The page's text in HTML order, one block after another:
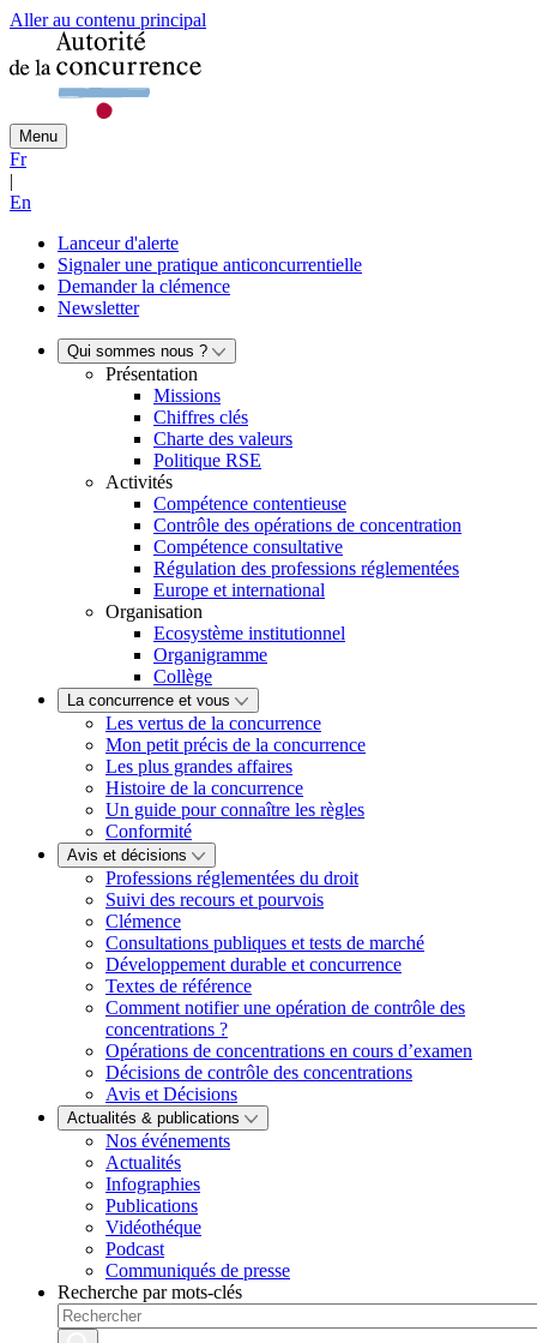
Aller au contenu principal
Menu
Fr
|
En
Lanceur d'alerte
Signaler une pratique anticoncurrentielle
Demander la clémence
Newsletter
Qui sommes nous ?
Présentation
Missions
Chiffres clés
Charte des valeurs
Politique RSE
Activités
Compétence contentieuse
Contrôle des opérations de concentration
Compétence consultative
Régulation des professions réglementées
Europe et international
Organisation
Ecosystème institutionnel
Organigramme
Collège
La concurrence et vous
Les vertus de la concurrence
Mon petit précis de la concurrence
Les plus grandes affaires
Histoire de la concurrence
Un guide pour connaître les règles
Conformité
Avis et décisions
Professions réglementées du droit
Suivi des recours et pourvois
Clémence
Consultations publiques et tests de marché
Développement durable et concurrence
Textes de référence
Comment notifier une opération de contrôle des
concentrations ?
Opérations de concentrations en cours d’examen
Décisions de contrôle des concentrations
Avis et Décisions
Actualités & publications
Nos événements
Actualités
Infographies
Publications
Vidéothéque
Podcast
Communiqués de presse
Recherche par mots-clés